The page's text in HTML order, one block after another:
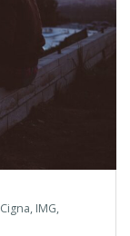
Cigna, IMG,